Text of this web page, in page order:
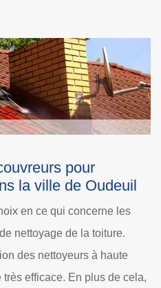
les travaux de
dans la ville de
rien ne vaut qu'un
pouvoir remplir ses
tout ce qu'il faut aux